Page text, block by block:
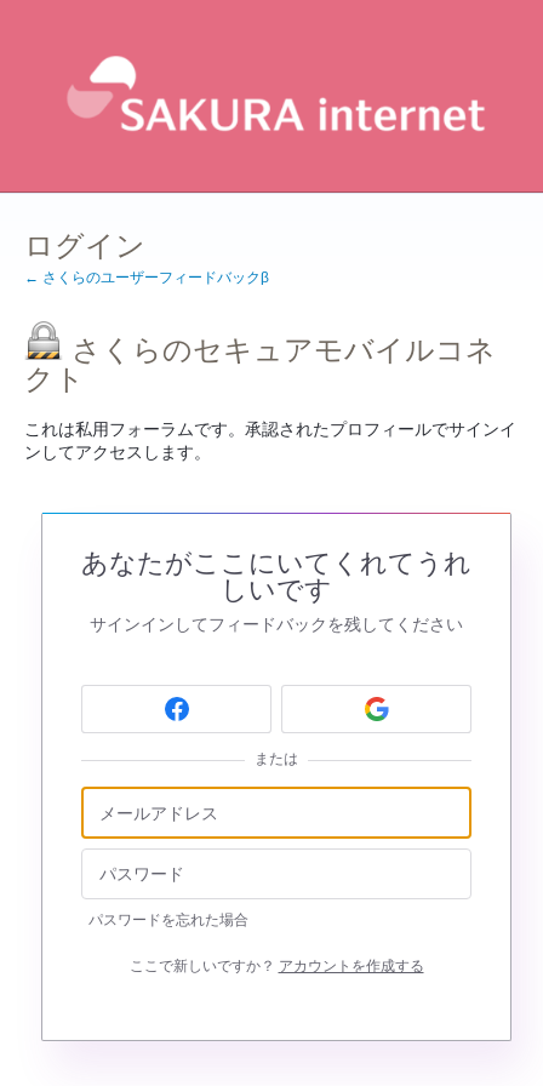
ログイン
← さくらのユーザーフィードバックβ
さくらのセキュアモバイルコネ
クト
これは私用フォーラムです。承認されたプロフィールでサインイ
ンしてアクセスします。
あなたがここにいてくれてうれ
しいです
サインインしてフィードバックを残してください
または
パスワードを忘れた場合
ここで新しいですか？ アカウントを作成する